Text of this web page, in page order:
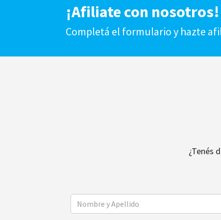
¡Afiliate con nosotros!
Completá el formulario y hazte
¿Tenés